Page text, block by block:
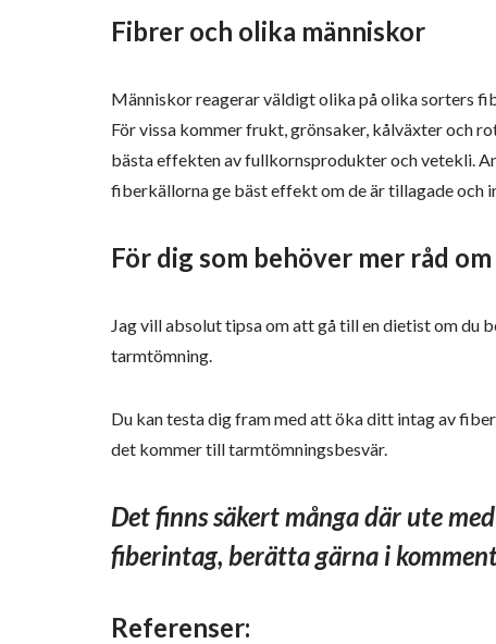
Fibrer och olika människor
Människor reagerar väldigt olika på olika sorters
För vissa kommer frukt, grönsaker, kålväxter och
bästa effekten av fullkornsprodukter och vetekli.
fiberkällorna ge bäst effekt om de är tillagade och
För dig som behöver mer råd
Jag vill absolut tipsa om att gå till en dietist om du
tarmtömning.
Du kan testa dig fram med att öka ditt intag av
det kommer till tarmtömningsbesvär.
Det finns säkert många där ute
fiberintag, berätta gärna i
Referenser: